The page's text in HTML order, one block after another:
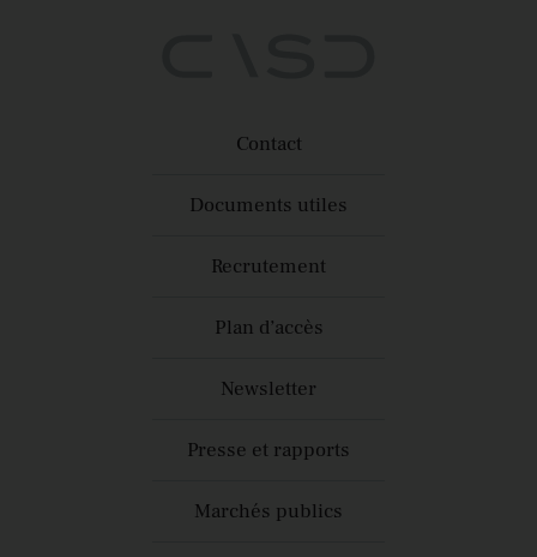
Contact
Documents utiles
Recrutement
Plan d’accès
Newsletter
Presse et rapports
Marchés publics